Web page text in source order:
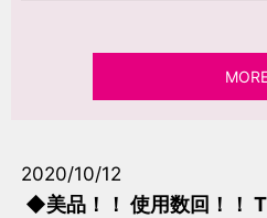
2020/10/12
◆美品！！ 使用数回！！